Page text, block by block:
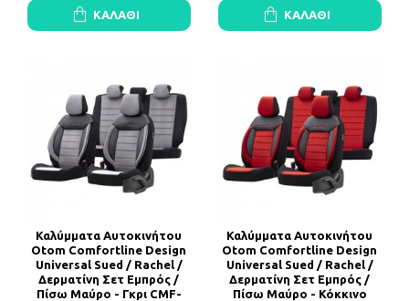
ΚΑΛΆΘΙ ΚΑΛΆΘΙ
Καλύμματα Αυτοκινήτου
Otom Comfortline Design
Universal Sued / Rachel /
Δερματίνη Σετ Εμπρός /
Πίσω Μαύρο - Γκρι CMF-
Καλύμματα Αυτοκινήτου
Otom Comfortline Design
Universal Sued / Rachel /
Δερματίνη Σετ Εμπρός /
Πίσω Μαύρο - Κόκκινο